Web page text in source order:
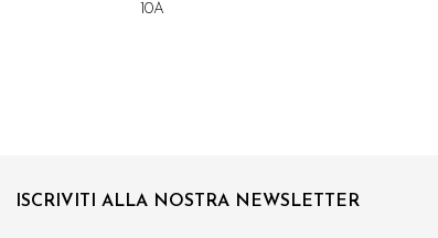
10A
ISCRIVITI ALLA NOSTRA NEWSLETTER